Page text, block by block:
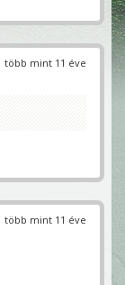
több mint 11 éve
több mint 11 éve